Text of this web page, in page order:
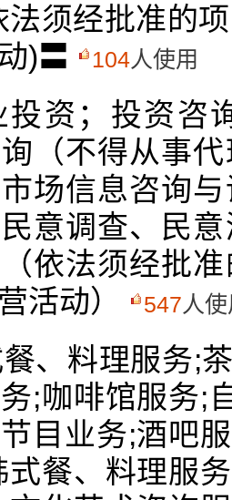
法须经批准的
)〓
104人使用
投资；投资咨
（不得从事
场信息咨询
意调查、民
依法须经批
活动）
547人
餐、料理服务;
;咖啡馆服务;
目业务;酒吧
式餐、料理服